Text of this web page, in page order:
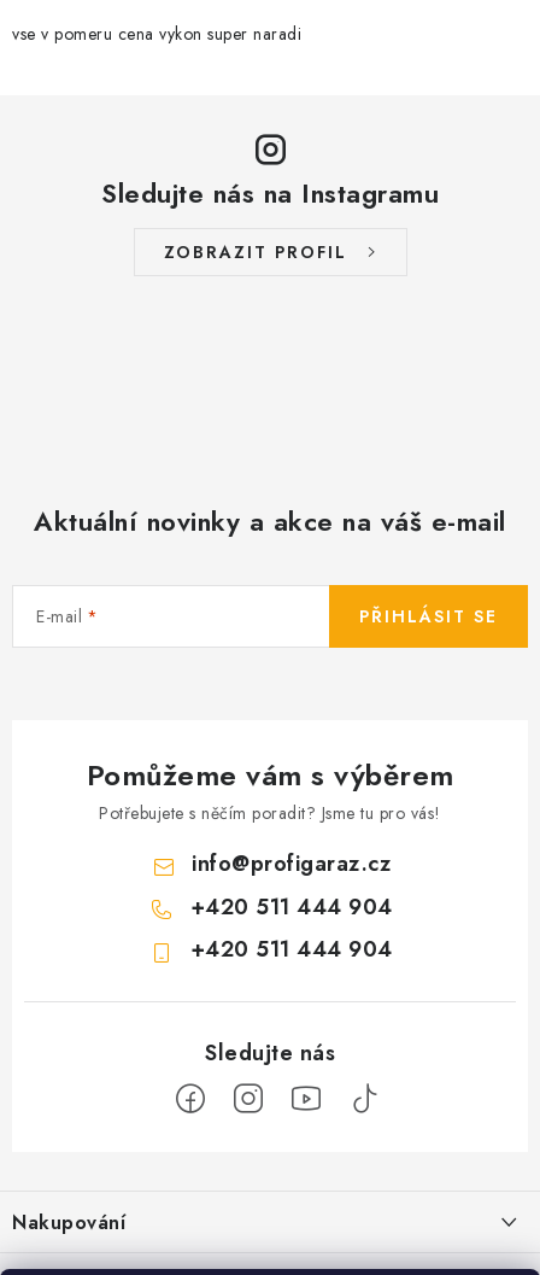
vse v pomeru cena vykon super naradi
Sledujte nás na Instagramu
ZOBRAZIT PROFIL
Aktuální novinky a akce na váš e-mail
E-mail PŘIHLÁSIT SE
Pomůžeme vám s výběrem
Potřebujete s něčím poradit? Jsme tu pro vás!
info@profigaraz.cz
+420 511 444 904
+420 511 444 904
pNakupování
Jak nakupovat